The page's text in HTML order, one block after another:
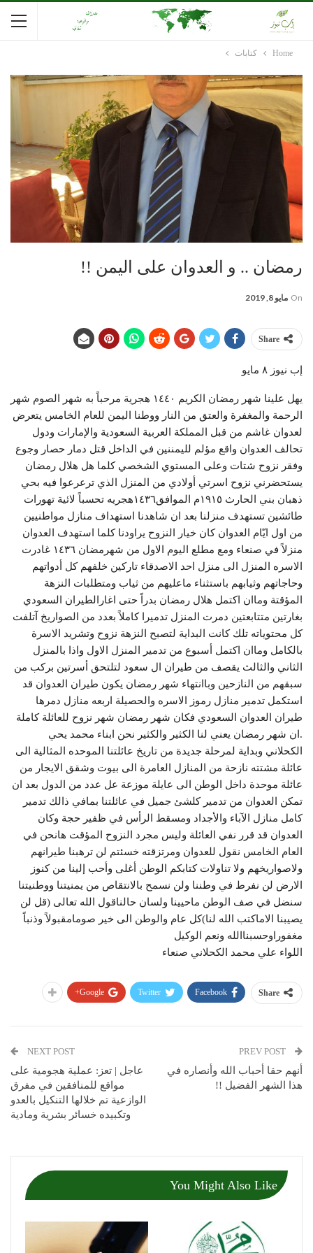
Home كتابات
رمضان .. و العدوان على اليمن !!
On مايو 8, 2019
Share
إب نيوز ٨ مايو
يهل علينا شهر رمضان الكريم ١٤٤٠ هجرية مرحباً به شهر الصوم شهر
الرحمة والمغفرة والعتق من النار ووطنا اليمن للعام الخامس يتعرض
لعدوان غاشم من قبل المملكة العربية السعودية والإمارات ودول
تحالف العدوان واقع مؤلم لليمننين في الداخل قتل دمار حصار وجوع
وفقر نزوح شتات وعلى المستوي الشخصي كلما هل هلال رمضان
يستحضرني نزوح اسرتي أولادي من المنزل الذي ترعرعوا فيه بحي
ذهبان بني الحارث ١٩١٥م الموافق١٤٣٦هجريه تحسباً لائية تهورات
طائشين تستهدف منزلنا بعد ان شاهدنا استهداف منازل مواطنيين
من اول ايّام العدوان كان خيار النزوح يراودنا كلما استهدف العدوان
منزلاً في صنعاء ومع مطلع اليوم الاول من شهرمضان ١٤٣٦ غادرت
الاسره المنزل الى منزل احد الاصدقاء تاركين خلفهم كل أدواتهم
وحاجاتهم وثيابهم باستثناء ماعليهم من ثياب ومتطلبات النزهة
المؤقتة وماان اكتمل هلال رمضان بدراً حتى اغارالطيران السعودي
بغارتين متتابعتين دمرت المنزل تدميرا كاملاً بعدد من الصواريخ آتلفت
كل محتوياته تلك كانت البداية لتصبح النزهة نزوح وتشريد الاسرة
بالكامل وماان اكتمل أسبوع من تدمير المنزل الاول واذا بالمنزل
الثاني والثالث يقصف من طيران ال سعود لتلتحق أسرتين بركب من
سبقهم من النازحين وباانتهاء شهر رمضان يكون طيران العدوان قد
استكمل تدمير منازل رموز الاسره والحصيلة اربعه منازل دمرها
طيران العدوان السعودي فكان شهر رمضان شهر نزوح للعائلة كاملة
.ان شهر رمضان يعني لنا الكثير والكثير نحن ابناء محمد يحي
الكحلاني وبداية لمرحلة جديدة من تاريخ عائلتنا الموحده المثالية الى
عائلة مشتته نازحة من المنازل العامرة الى بيوت وشقق الايجار من
عائلة موحدة داخل الوطن الى عايلة موزعة عل عدد من الدول بعد ان
تمكن العدوان من تدمير كلشئ جميل في عائلتنا بمافي ذالك تدمير
كامل منازل الآباء والأجداد ومسقط الرأس في ظفير حجة وكان
العدوان قد قرر نفي العائلة وليس مجرد النزوح المؤقت هانحن في
العام الخامس نقول للعدوان ومرتزقته خسئتم لن ترهبنا طيرانهم
ولاصواريخهم ولا تناولات كتابكم الوطن أغلى وأحب إلينا من كنوز
الارض لن نفرط في وطننا ولن نسمح بالانتقاص من يمنيتنا ووطنيتنا
سنضل في صف الوطن ماحيينا ولسان حالناقول الله تعالى (قل لن
يصيبنا الاماكتب الله لنا)كل عام والوطن الى خير صومامقبولاً وذنباً
مغفوراوحسبناالله ونعم الوكيل
اللواء علي محمد الكحلاني صنعاء
Share
Facebook
Twitter
Google+
أنهم حقا أحباب الله وأنصاره في
هذا الشهر الفضيل !!
NEXT POST
عاجل | تعز: عملية هجومية على
مواقع للمنافقين في مفرق
الوازعية تم خلالها التنكيل بالعدو
وتكبيده خسائر بشرية ومادية
You Might Also Like